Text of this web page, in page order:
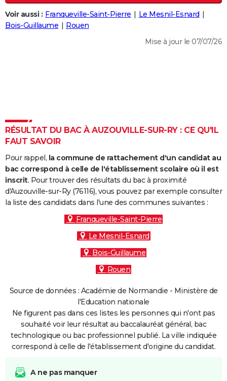
Destinations
City break
Voyage nature
Voyage de noces
Forum
Climat
+
PHOTO
COPAINS D'AVANT
S'inscrire
Se connecter
Lycées
Collèges
Primaires
Universités
Entreprises
Service militaire
Avis de recherche
AVIS DE DÉCÈS
FORUM
Bricolage
Lifestyle
Culture
Sport
Auto
Television
Voyage
Cinema
Voir aussi : Franqueville-Saint-Pierre
Le Mesnil-Esnard
Bois-Guillaume
Rouen
Mise à jour le 07/07/26
RÉSULTAT DU BAC À AUZOUVILLE-SUR-RY : CE QU'IL
FAUT SAVOIR
Pour rappel, la commune de rattachement d'un candidat au
bac correspond à celle de l'établissement scolaire où il est
inscrit. Pour trouver des résultats du bac à proximité
d'Auzouville-sur-Ry (76116), vous pouvez par exemple consulter
la liste des candidats dans l'une des communes suivantes :
Franqueville-Saint-Pierre
Le Mesnil-Esnard
Bois-Guillaume
Rouen
Source de données : Académie de Normandie - Ministère de
l'Education nationale
Ne figurent pas dans ces listes les personnes qui n'ont pas
souhaité voir leur résultat au baccalauréat général, bac
technologique ou bac professionnel publié. La ville indiquée
correspond à celle de l'établissement d'origine du candidat.
A ne pas manquer